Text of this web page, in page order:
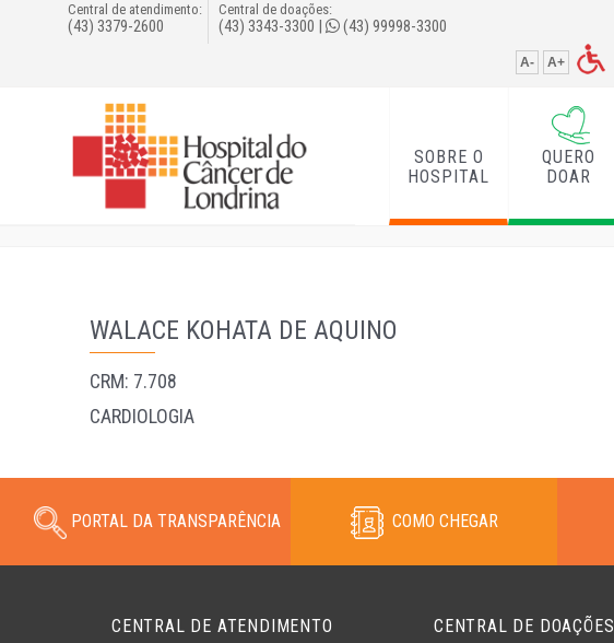
Central de atendimento:
(43) 3379-2600
Central de doações:
(43) 3343-3300 | (43) 99998-3300
A- A+
SOBRE O
HOSPITAL
QUERO
DOAR
WALACE KOHATA DE AQUINO
CRM: 7.708
CARDIOLOGIA
PORTAL DA TRANSPARÊNCIA COMO CHEGAR
CENTRAL DE ATENDIMENTO CENTRAL DE DOAÇÕES